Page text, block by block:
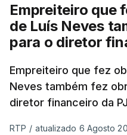
Empreiteiro que
de Luís Neves
para o diretor
Empreiteiro que fez
Neves também fez
diretor financeiro da
RTP / atualizado 6 Agosto